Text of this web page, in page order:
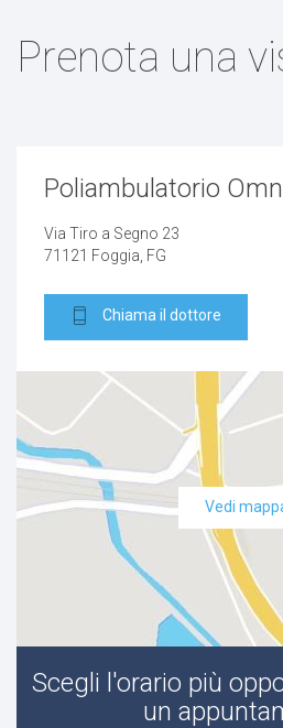
Ernia ombelicale
Fistola perianale
Fistola pilonidale
Laparocele
Neoformazione
Nevo
Occlusione intestinale
ragade anale
Sangue nelle feci
Prenota una
Poliambulatorio
Via Tiro a Segno 23
71121 Foggia, FG
Chiama il dottore
Vedi
Scegli l'orario più
un